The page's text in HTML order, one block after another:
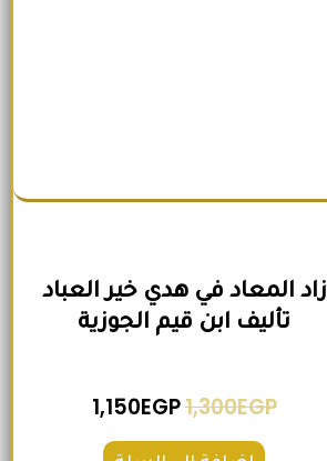
زاد المعاد في هدي خير العباد
تأليف ابن قيم الجوزية
1,300EGP
1,150EGP